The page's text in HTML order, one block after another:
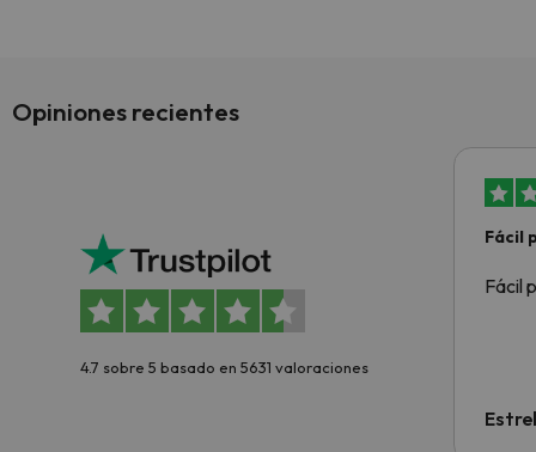
Opiniones recientes
4.7 sobre 5 basado en 5631 valoraciones
Fácil
Fácil